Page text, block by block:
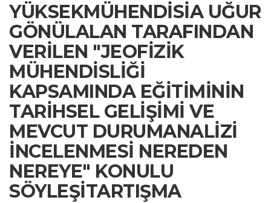
YÜKSEKMÜHENDİSİA UĞUR
GÖNÜLALAN TARAFINDAN
VERİLEN "JEOFİZİK
MÜHENDİSLİĞİ
KAPSAMINDA EĞİTİMİNİN
TARİHSEL GELİŞİMİ VE
MEVCUT DURUMANALİZİ
İNCELENMESİ NEREDEN
NEREYE" KONULU
SÖYLEŞİTARTIŞMA